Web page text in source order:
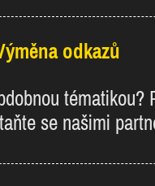
odkazů
tématikou?
se našimi